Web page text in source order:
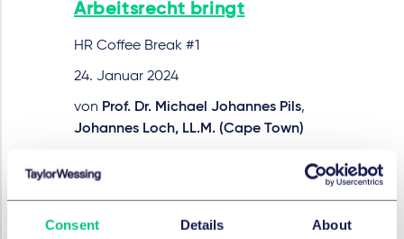
Consent Details About
Arbeitsrecht bringt
HR Coffee Break #1
24. Januar 2024
von Prof. Dr. Michael Johannes Pils,
Johannes Loch, LL.M. (Cape Town)
ARBEITSRECHT
Annahmeverzugslohn – Wie